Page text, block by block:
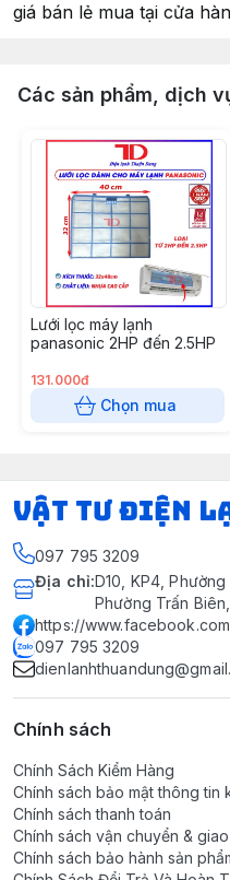
giá bán lẻ mua tại cửa
Các sản phẩm, dịch
Lưới lọc máy lạnh
panasonic 2HP đến 2.5HP
131.000đ
Chọn mua
VẬT TƯ ĐIỆN
097 795 3209
Địa chỉ:D10, KP4,
Phường Trấn
https://
097 795 3209
Chính sách
Chính Sách Kiểm Hàng
Chính sách bảo mật thông tin
Chính sách thanh toán
Chính sách vận chuyển &
Chính sách bảo hành sản